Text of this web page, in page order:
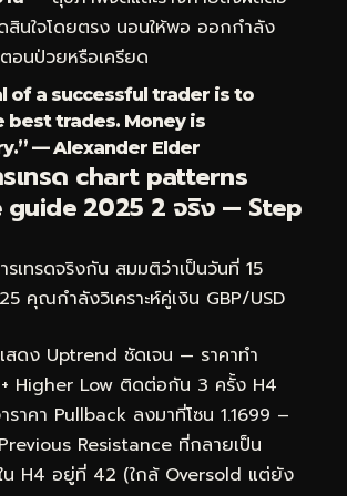
นใจโดยตรง นอนให้พอ ออกกำลัง
อนป่วยหรือเครียด
of a successful trader is to
best trades. Money is
— Alexander Elder
เทรด chart patterns
2025 2 จริง — Step
เทรดจริงกัน สมมติว่าเป็นวันที่ 15
คุณกำลังวิเคราะห์คู่เงิน GBP/USD
ดง Uptrend ชัดเจน — ราคาทำ
Higher Low ติดต่อกัน 3 ครั้ง H4
าคา Pullback ลงมาที่โซน 1.1699 –
Previous Resistance ที่กลายเป็น
น H4 อยู่ที่ 42 (ใกล้ Oversold แต่ยัง